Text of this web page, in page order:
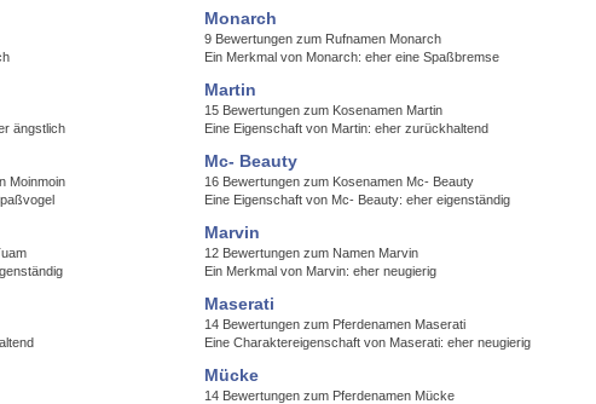
Monarch
9 Bewertungen zum Rufnamen Monarch
Ein Merkmal von Monarch: eher eine Spaßbremse
ängstlich
Martin
15 Bewertungen zum Kosenamen Martin
Eine Eigenschaft von Martin: eher zurückhaltend
Moinmoin
Mc- Beauty
16 Bewertungen zum Kosenamen Mc- Beauty
Eine Eigenschaft von Mc- Beauty: eher eigenständig
Marvin
12 Bewertungen zum Namen Marvin
Ein Merkmal von Marvin: eher neugierig
Maserati
14 Bewertungen zum Pferdenamen Maserati
Eine Charaktereigenschaft von Maserati: eher neugierig
Mücke
14 Bewertungen zum Pferdenamen Mücke